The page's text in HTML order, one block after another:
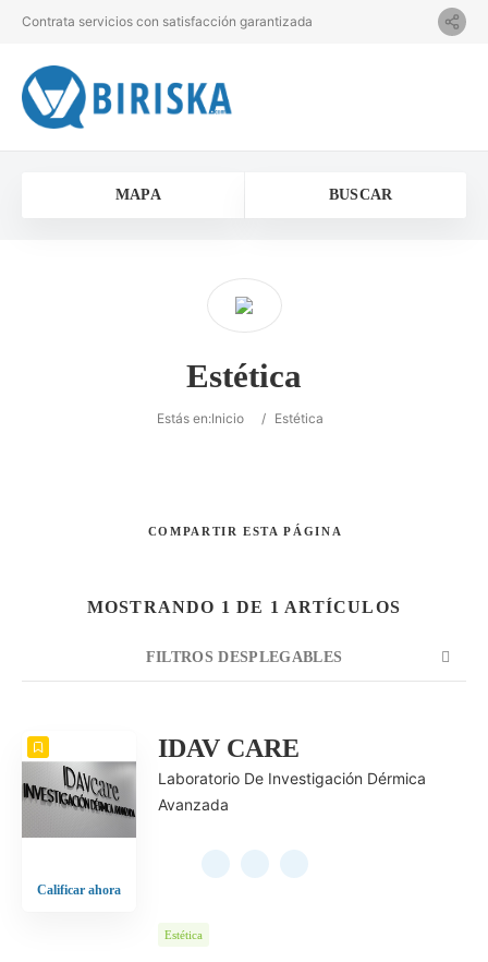
Contrata servicios con satisfacción garantizada
MAPA BUSCAR
Buscar
Estética
Estás en:Inicio / Estética
COMPARTIR ESTA PÁGINA
MOSTRANDO 1 DE 1 ARTÍCULOS
FILTROS DESPLEGABLES
CUENTA
Calificar ahora
IDAV CARE
Laboratorio De Investigación Dérmica
Avanzada
Estética